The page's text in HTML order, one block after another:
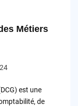
Métiers
est une
de